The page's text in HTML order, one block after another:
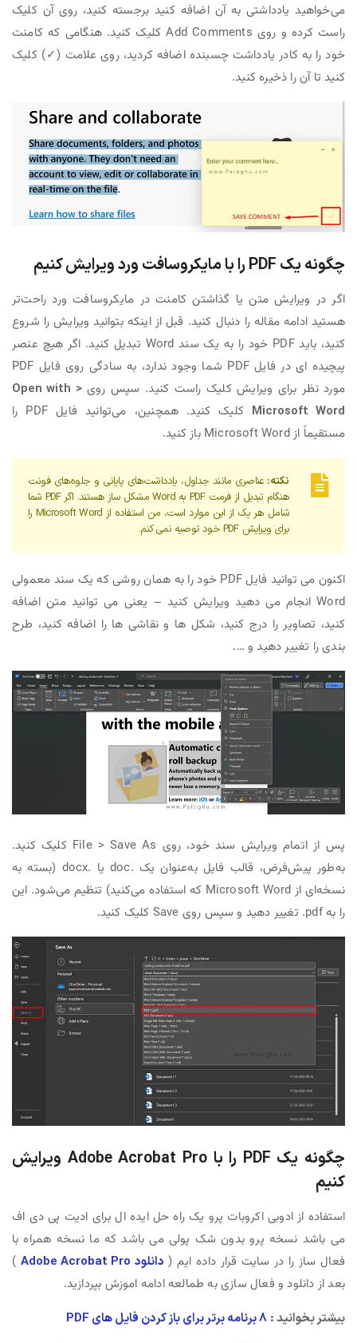
می‌خواهید یادداشتی به آن اضافه کنید برجسته کنید، روی آن کلیک
راست کرده و روی Add Comments کلیک کنید. هنگامی که کامنت
خود را به کادر یادداشت چسبنده اضافه کردید، روی علامت (✓) کلیک
کنید تا آن را ذخیره کنید.
چگونه یک PDF را با مایکروسافت ورد ویرایش کنیم
اگر در ویرایش متن یا گذاشتن کامنت در مایکروسافت ورد راحت‌تر
هستید ادامه مقاله را دنبال کنید. قبل از اینکه بتوانید ویرایش را شروع
کنید، باید PDF خود را به یک سند Word تبدیل کنید. اگر هیچ عنصر
پیچیده ای در فایل PDF شما وجود ندارد، به سادگی روی فایل PDF
مورد نظر برای ویرایش کلیک راست کنید. سپس رویOpen with >
Microsoft Word
کلیک کنید. همچنین، می‌توانید فایل PDF را
مستقیماً از Microsoft Word باز کنید.
نکته: عناصری مانند جداول، یادداشت‌های پایانی و جلوه‌های فونت
هنگام تبدیل از فرمت PDF به Word مشکل ساز هستند. اگر PDF شما
شامل هر یک از این موارد است، من استفاده از Microsoft Word را
برای ویرایش PDF خود توصیه نمی کنم.
اکنون می توانید فایل PDF خود را به همان روشی که یک سند معمولی
Word انجام می دهید ویرایش کنید – یعنی می توانید متن اضافه
کنید، تصاویر را درج کنید، شکل ها و نقاشی ها را اضافه کنید، طرح
بندی را تغییر دهید و ….
پس از اتمام ویرایش سند خود، روی File > Save As کلیک کنید.
به‌طور پیش‌فرض، قالب فایل به‌عنوان یک .doc یا .docx (بسته به
نسخه‌ای از Microsoft Word که استفاده می‌کنید) تنظیم می‌شود. این
را به pdf. تغییر دهید و سپس روی Save کلیک کنید.
چگونه یک PDF را با Adobe Acrobat Pro ویرایش
کنیم
استفاده از ادوبی اکروبات پرو یک راه حل ایده ال برای ادیت پی دی اف
می باشد نسخه پرو بدون شک پولی می باشد که ما نسخه همراه با
فعال ساز را در سایت قرار داده ایم ( دانلود Adobe Acrobat Pro
)
بعد از دانلود و فعال سازی به طمالعه ادامه اموزش بپردازید.
بیشتر بخوانید : 8 برنامه برتر برای باز کردن فایل های PDF